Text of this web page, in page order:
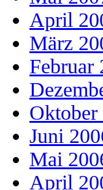
April
März
Februar
Oktober
Juni
Mai
April